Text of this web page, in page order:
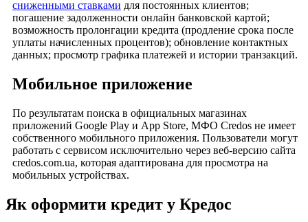
сниженными ставками для постоянных клиентов;
погашение задолженности онлайн банковской картой;
возможность пролонгации кредита (продление срока после
уплаты начисленных процентов); обновление контактных
данных; просмотр графика платежей и истории транзакций.
Мобильное приложение
По результатам поиска в официальных магазинах
приложений Google Play и App Store, МФО Credos не имеет
собственного мобильного приложения. Пользователи могут
работать с сервисом исключительно через веб-версию сайта
credos.com.ua, которая адаптирована для просмотра на
мобильных устройствах.
Як оформити кредит у Кредос